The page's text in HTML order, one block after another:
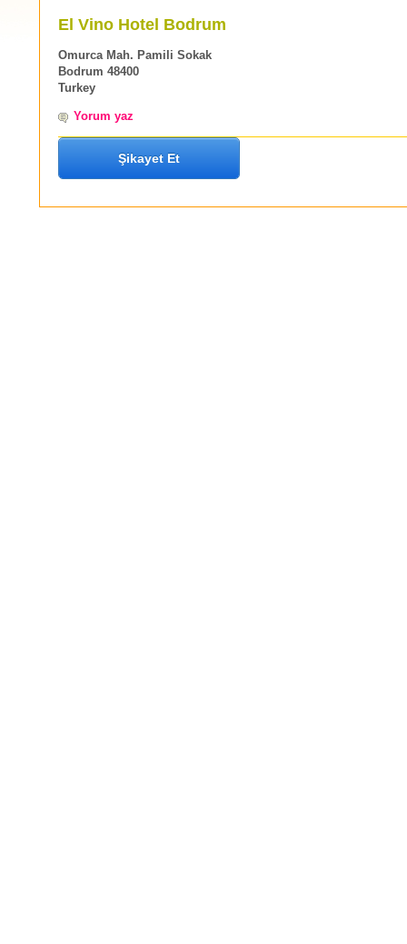
El Vino Hotel Bodrum
Omurca Mah. Pamili Sokak
Bodrum 48400
Turkey
Yorum yaz
Şikayet Et